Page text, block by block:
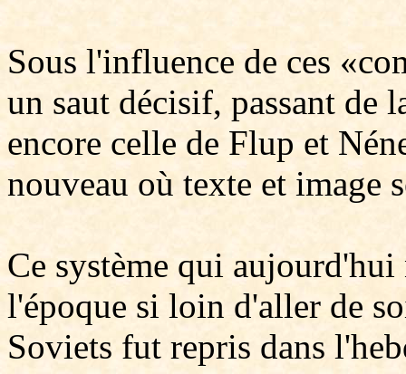
Sous l'influence de ces
un saut décisif, passant
encore celle de Flup et
nouveau où texte et image
Ce système qui
l'époque si loin d'aller de
Soviets fut repris dans